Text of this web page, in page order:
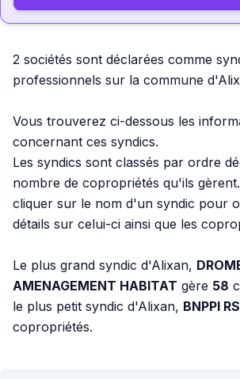
2 sociétés sont déclarées comme
professionnels sur la commune
Vous trouverez ci-dessous les
concernant ces syndics.
Les syndics sont classés par ordre
nombre de copropriétés qu'ils
cliquer sur le nom d'un syndic pour
détails sur celui-ci ainsi que les
Le plus grand syndic d'Alixan,
AMENAGEMENT HABITAT gère 58
le plus petit syndic d'Alixan, BNPPI RS
copropriétés.